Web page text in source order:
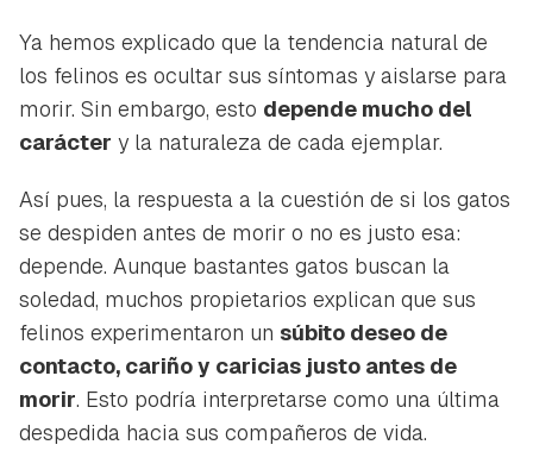
Ya hemos explicado que la tendencia natural de
los felinos es ocultar sus síntomas y aislarse para
morir. Sin embargo, esto depende mucho del
carácter y la naturaleza de cada ejemplar.
Así pues, la respuesta a la cuestión de si los gatos
se despiden antes de morir o no es justo esa:
depende. Aunque bastantes gatos buscan la
soledad, muchos propietarios explican que sus
felinos experimentaron un súbito deseo de
contacto, cariño y caricias justo antes de
morir. Esto podría interpretarse como una última
despedida hacia sus compañeros de vida.